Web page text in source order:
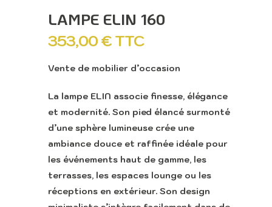
LAMPE ELIN 160
353,00€TTC
Vente de mobilier d’occasion
La lampe ELIN associe finesse, élégance
et modernité. Son pied élancé surmonté
d’une sphère lumineuse crée une
ambiance douce et raffinée idéale pour
les événements haut de gamme, les
terrasses, les espaces lounge ou les
réceptions en extérieur. Son design